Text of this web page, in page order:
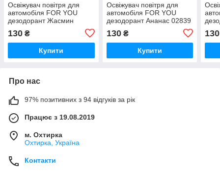
Освіжувач повітря для
автомобіля FOR YOU
дезодорант Жасмин
130 ₴
Купити
Освіжувач повітря для
автомобіля FOR YOU
дезодорант Ананас 02839
130₴
Купити
130
Про нас
97% позитивних з 94 відгуків за рік
Працює з 19.08.2019
м. Охтирка
Охтирка, Україна
Контакти